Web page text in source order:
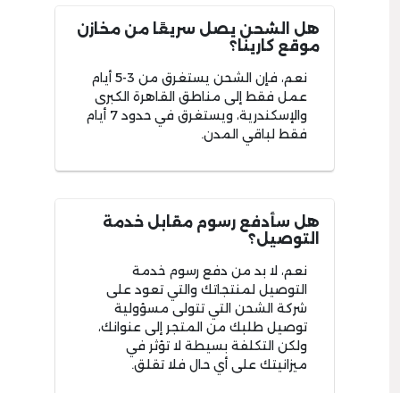
هل الشحن يصل سريعًا من مخازن
موقع كارينا؟
نعم، فإن الشحن يستغرق من 3-5 أيام
عمل فقط إلى مناطق القاهرة الكبرى
والإسكندرية، ويستغرق في حدود 7 أيام
فقط لباقي المدن.
هل سأدفع رسوم مقابل خدمة
التوصيل؟
نعم، لا بد من دفع رسوم خدمة
التوصيل لمنتجاتك والتي تعود على
شركة الشحن التي تتولى مسؤولية
توصيل طلبك من المتجر إلى عنوانك،
ولكن التكلفة بسيطة لا تؤثر في
ميزانيتك على أي حال فلا تقلق.